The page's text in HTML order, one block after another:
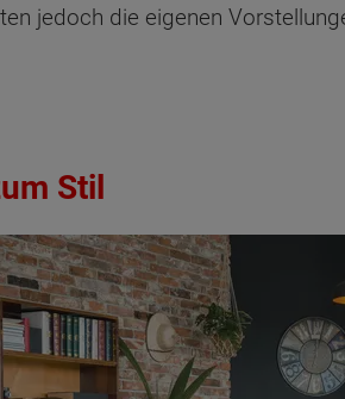
jedoch die eigenen
Stil